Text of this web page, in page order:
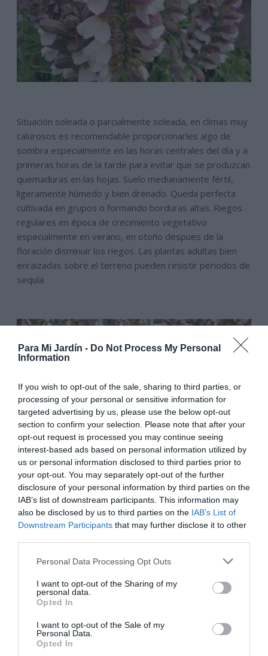
Para Mi Jardín - Do Not Process My Personal
Information
If you wish to opt-out of the sale, sharing to third parties, or
processing of your personal or sensitive information for
targeted advertising by us, please use the below opt-out
section to confirm your selection. Please note that after your
opt-out request is processed you may continue seeing
interest-based ads based on personal information utilized by
us or personal information disclosed to third parties prior to
your opt-out. You may separately opt-out of the further
disclosure of your personal information by third parties on the
IAB’s list of downstream participants. This information may
also be disclosed by us to third parties on the IAB’s List of
Downstream Participants that may further disclose it to other
Personal Data Processing Opt Outs
I want to opt-out of the Sharing of my
personal data.
Opted In
I want to opt-out of the Sale of my
Personal Data.
Opted In
Situación soleada o parcialmente soleada, en climas muy
calurosos es recomendable proporcionarles algo de
sombra especialmente en las horas centrales del día y a
primeras horas de la tarde para evitar que se produzcan
quemaduras en las hojas. Suelo medianamente fértil,
ligeramente húmedo y bien drenado. Queda perfecta
cultivada en grupos o formando borduras altas. Riegos
regulares en época de crecimiento vegetativo
especialmente en verano, en otoño despues de la
floración disminuir los riegos. Las plantas adultas bien
enraizadas sobre el terreno pueden resistir periodos de
sequía.
dejaremos madurar algunas varas florales. Ir retirando
planta en perfectas condiciones. Puede resistir
temperaturas frías invernales pero si las temperaturas
son muy frías es necesario acolchar la superficie de la
tierra con mantillo de hojas o corteza de pino para
mantener las raíces a salvo del frió, en condiciones muy